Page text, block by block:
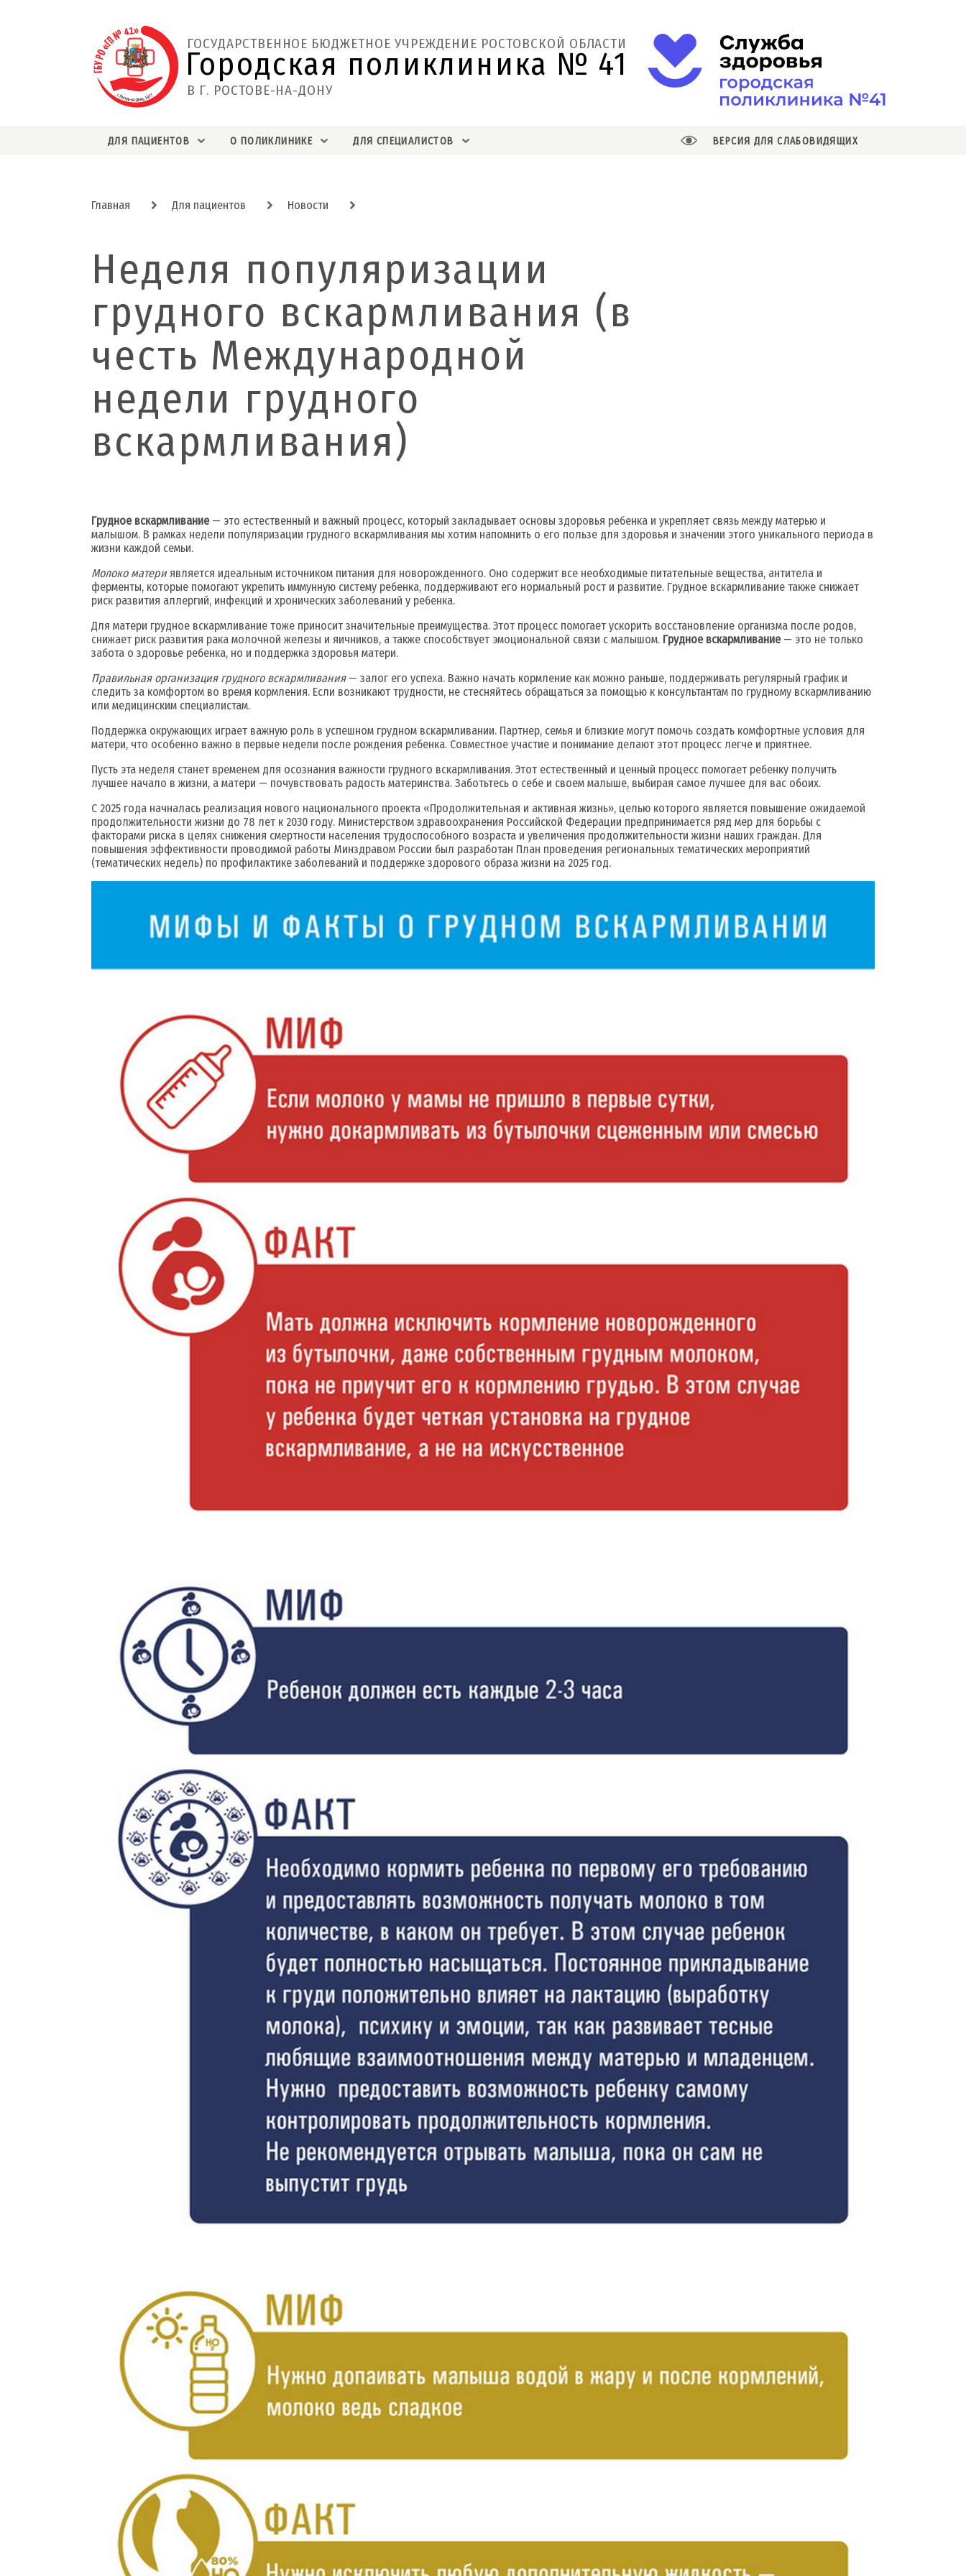
В Г. РОСТОВЕ-НА-ДОНУ
ГОСУДАРСТВЕННОЕ БЮДЖЕТНОЕ УЧРЕЖДЕНИЕ РОСТОВСКОЙ ОБЛАСТИ
Городская поликлиника № 41
ДЛЯ ПАЦИЕНТОВ О ПОЛИКЛИНИКЕ ДЛЯ СПЕЦИАЛИСТОВ ВЕРСИЯ ДЛЯ СЛАБОВИДЯЩИХ
Главная Для пациентов Новости
Неделя популяризации
грудного вскармливания (в
честь Международной
недели грудного
вскармливания)
Грудное вскармливание— это естественный и важный процесс, который закладывает основы здоровья ребенка и укрепляет связь между матерью и
малышом. В рамках недели популяризации грудного вскармливания мы хотим напомнить о его пользе для здоровья и значении этого уникального периода в
жизни каждой семьи.
Молоко материявляется идеальным источником питания для новорожденного. Оно содержит все необходимые питательные вещества, антитела и
ферменты, которые помогают укрепить иммунную систему ребенка, поддерживают его нормальный рост и развитие. Грудное вскармливание также снижает
риск развития аллергий, инфекций и хронических заболеваний у ребенка.
Для матери грудное вскармливание тоже приносит значительные преимущества. Этот процесс помогает ускорить восстановление организма после родов,
снижает риск развития рака молочной железы и яичников, а также способствует эмоциональной связи с малышом. Грудное вскармливание— это не только
забота о здоровье ребенка, но и поддержка здоровья матери.
Правильная организация грудного вскармливания— залог его успеха. Важно начать кормление как можно раньше, поддерживать регулярный график и
следить за комфортом во время кормления. Если возникают трудности, не стесняйтесь обращаться за помощью к консультантам по грудному вскармливанию
или медицинским специалистам.
Поддержка окружающих играет важную роль в успешном грудном вскармливании. Партнер, семья и близкие могут помочь создать комфортные условия для
матери, что особенно важно в первые недели после рождения ребенка. Совместное участие и понимание делают этот процесс легче и приятнее.
Пусть эта неделя станет временем для осознания важности грудного вскармливания. Этот естественный и ценный процесс помогает ребенку получить
лучшее начало в жизни, а матери — почувствовать радость материнства. Заботьтесь о себе и своем малыше, выбирая самое лучшее для вас обоих.
С 2025 года начналась реализация нового национального проекта «Продолжительная и активная жизнь», целью которого является повышение ожидаемой
продолжительности жизни до 78 лет к 2030 году. Министерством здравоохранения Российской Федерации предпринимается ряд мер для борьбы с
факторами риска в целях снижения смертности населения трудоспособного возраста и увеличения продолжительности жизни наших граждан. Для
повышения эффективности проводимой работы Минздравом России был разработан План проведения региональных тематических мероприятий
(тематических недель) по профилактике заболеваний и поддержке здорового образа жизни на 2025 год.